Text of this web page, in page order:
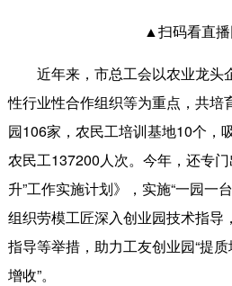
▲扫码看直
近年来，市总工会以农业龙头
性行业性合作组织等为重点，共培
园106家，农民工培训基地10个，
农民工137200人次。今年，还专
升”工作实施计划》，实施“一园一
组织劳模工匠深入创业园技术指导
指导等举措，助力工友创业园“提
增收”。